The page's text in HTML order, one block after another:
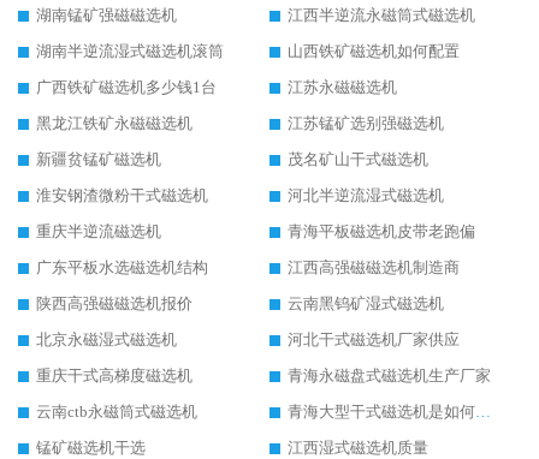
湖南锰矿强磁磁选机
江西半逆流永磁筒式磁选机
湖南半逆流湿式磁选机滚筒
山西铁矿磁选机如何配置
广西铁矿磁选机多少钱1台
江苏永磁磁选机
黑龙江铁矿永磁磁选机
江苏锰矿选别强磁选机
新疆贫锰矿磁选机
茂名矿山干式磁选机
淮安钢渣微粉干式磁选机
河北半逆流湿式磁选机
重庆半逆流磁选机
青海平板磁选机皮带老跑偏
广东平板水选磁选机结构
江西高强磁磁选机制造商
陕西高强磁磁选机报价
云南黑钨矿湿式磁选机
北京永磁湿式磁选机
河北干式磁选机厂家供应
重庆干式高梯度磁选机
青海永磁盘式磁选机生产厂家
云南ctb永磁筒式磁选机
青海大型干式磁选机是如何选矿的
锰矿磁选机干选
江西湿式磁选机质量